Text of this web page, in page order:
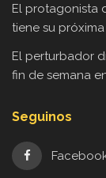
El protagonista
tiene su
El perturbador
fin de semana
Seguinos